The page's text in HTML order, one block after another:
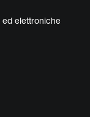
elettroniche